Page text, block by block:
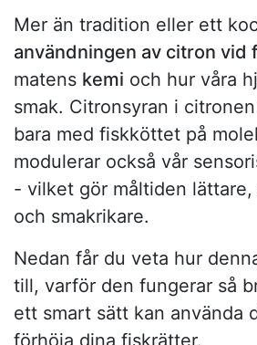
Mer än tradition eller ett
användningen av citron vid
matens kemi och hur våra
smak. Citronsyran i
bara med fiskköttet på
modulerar också vår
- vilket gör måltiden lättare,
och smakrikare.
Nedan får du veta hur
till, varför den fungerar så
ett smart sätt kan använda
förhöja dina fiskrätter.